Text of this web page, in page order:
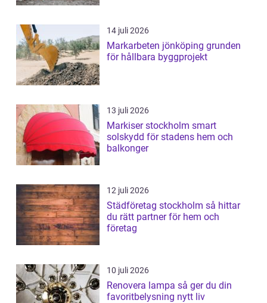
14 juli 2026
Markarbeten jönköping grunden
för hållbara byggprojekt
13 juli 2026
Markiser stockholm smart
solskydd för stadens hem och
balkonger
12 juli 2026
Städföretag stockholm så hittar
du rätt partner för hem och
företag
10 juli 2026
Renovera lampa så ger du din
favoritbelysning nytt liv